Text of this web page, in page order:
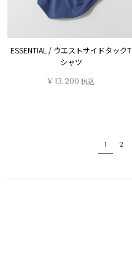
ESSENTIAL / ウエストサイドタックT
シャツ
¥ 13,200 税込
1 2